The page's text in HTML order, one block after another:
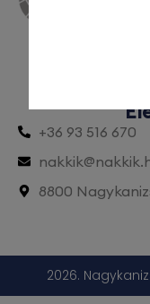
+36 93 516 670
8800
2026.